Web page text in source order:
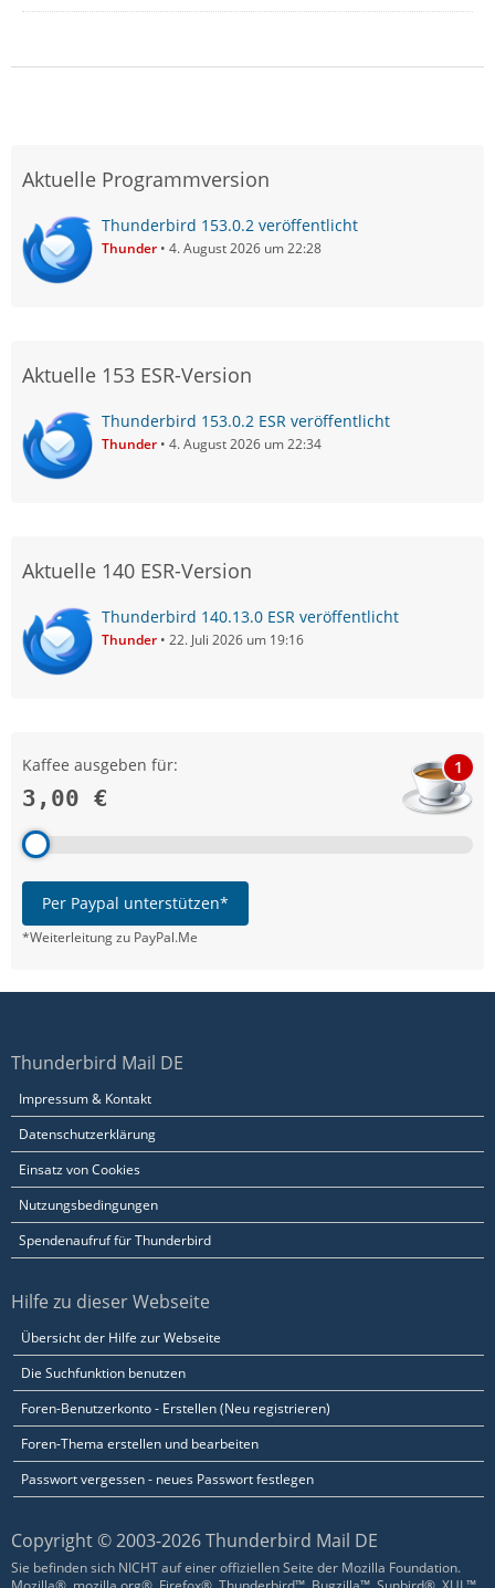
Aktuelle Programmversion
Thunderbird 153.0.2 veröffentlicht
Thunder 4. August 2026 um 22:28
Aktuelle 153 ESR-Version
Thunderbird 153.0.2 ESR veröffentlicht
Thunder 4. August 2026 um 22:34
Aktuelle 140 ESR-Version
Thunderbird 140.13.0 ESR veröffentlicht
Thunder 22. Juli 2026 um 19:16
Kaffee ausgeben für:
3,00 €
1
Per Paypal unterstützen*
*Weiterleitung zu PayPal.Me
Thunderbird Mail DE
Impressum & Kontakt
Datenschutzerklärung
Einsatz von Cookies
Nutzungsbedingungen
Spendenaufruf für Thunderbird
Hilfe zu dieser Webseite
Übersicht der Hilfe zur Webseite
Die Suchfunktion benutzen
Foren-Benutzerkonto - Erstellen (Neu registrieren)
Foren-Thema erstellen und bearbeiten
Passwort vergessen - neues Passwort festlegen
Copyright © 2003-2026 Thunderbird Mail DE
Sie befinden sich NICHT auf einer offiziellen Seite der Mozilla Foundation.